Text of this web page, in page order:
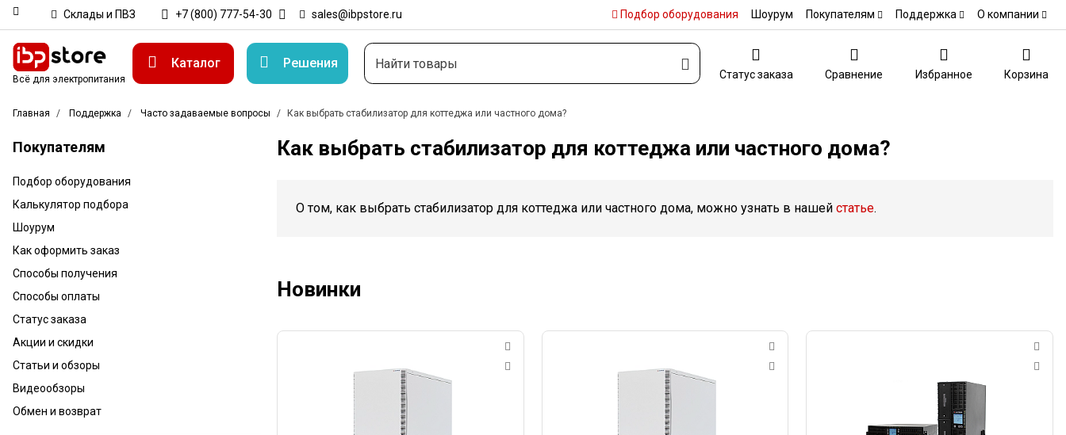
Склады и ПВЗ +7 (800) 777-54-30 sales@ibpstore.ru Подбор оборудования Шоурум Покупателям Поддержка О компании
Всё для электропитания
Каталог Решения
Статус заказа Сравнение Избранное Корзина
Главная Поддержка Часто задаваемые вопросы Как выбрать стабилизатор для коттеджа или частного дома?
Покупателям
Подбор оборудования
Калькулятор подбора
Шоурум
Как оформить заказ
Способы получения
Способы оплаты
Статус заказа
Акции и скидки
Статьи и обзоры
Видеообзоры
Обмен и возврат
Как выбрать стабилизатор для коттеджа или частного дома?
О том, как выбрать стабилизатор для коттеджа или частного дома, можно узнать в нашей статье.
Новинки